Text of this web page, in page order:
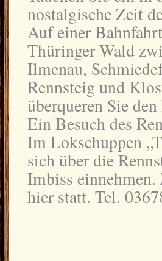
nostalgische Zeit
Auf einer
Thüringer Wald
Ilmenau,
Rennsteig und
überqueren Sie
Ein Besuch des
Im Lokschuppen
sich über die
Imbiss
hier statt. Tel.